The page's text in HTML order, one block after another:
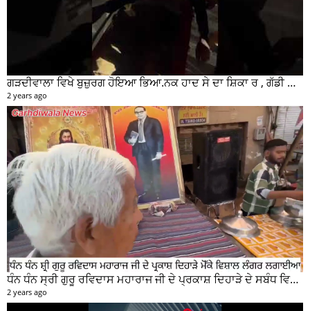
ਗੜਦੀਵਾਲਾ ਵਿਖੇ ਬੁਜ਼ੁਰਗ ਹੋਇਆ ਭਿਆ.ਨਕ ਹਾਦ ਸੇ ਦਾ ਸ਼ਿਕਾ ਰ , ਗੱਡੀ ਸਵਾਰ ਮੌਕੇ ਤੋ ਫਰਾਰ
2 years ago
ਧੰਨ ਧੰਨ ਸ੍ਰੀ ਗੁਰੂ ਰਵਿਦਾਸ ਮਹਾਰਾਜ ਜੀ ਦੇ ਪ੍ਰਕਾਸ਼ ਦਿਹਾੜੇ ਦੇ ਸਬੰਧ ਵਿਚ ਮੇਨ ਰੋੜ ਵਿਖੇ ਲਾਗਾਇਆ ਵਿਸ਼ਾਲ ਲੰਗਰ
2 years ago